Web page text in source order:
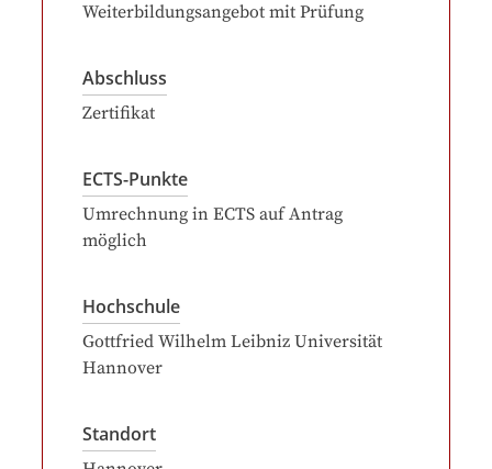
Weiterbildungsangebot mit Prüfung
Abschluss
Zertifikat
ECTS-Punkte
Umrechnung in ECTS auf Antrag
möglich
Hochschule
Gottfried Wilhelm Leibniz Universität
Hannover
Standort